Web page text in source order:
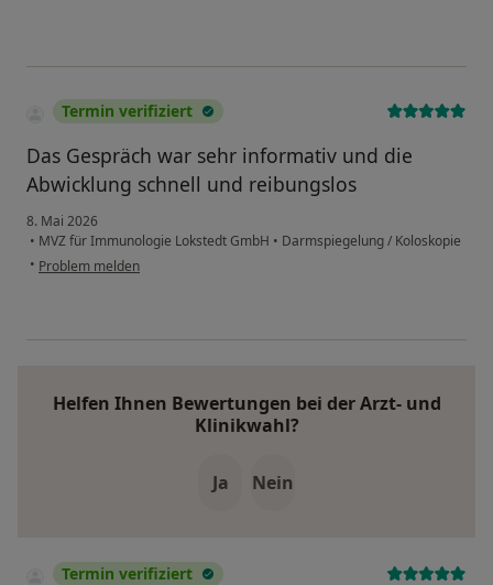
Termin verifiziert
Das Gespräch war sehr informativ und die
Abwicklung schnell und reibungslos
8. Mai 2026
• MVZ für Immunologie Lokstedt GmbH • Darmspiegelung / Koloskopie
• Problem melden
Helfen Ihnen Bewertungen bei der Arzt- und
Klinikwahl?
Ja Nein
Termin verifiziert